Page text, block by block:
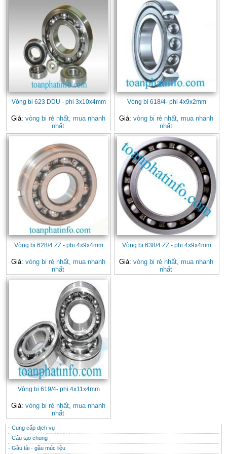
Vòng bi 623 DDU - phi 3x10x4mm
Giá: vòng bi rẻ nhất, mua nhanh
nhất
Vòng bi 618/4- phi 4x9x2mm
Giá: vòng bi rẻ nhất, mua nhanh
nhất
Vòng bi 628/4 ZZ - phi 4x9x4mm
Giá: vòng bi rẻ nhất, mua nhanh
nhất
Vòng bi 638/4 ZZ - phi 4x9x4mm
Giá: vòng bi rẻ nhất, mua nhanh
nhất
Vòng bi 619/4- phi 4x11x4mm
Giá: vòng bi rẻ nhất, mua nhanh
nhất
CONTACT
THÔNG TIN HỮU ÍCH
- Cung cấp dịch vụ
- Cấu tạo chung
- Gầu tải - gầu múc liệu